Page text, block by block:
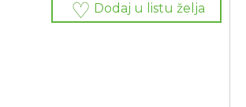
Dodaj u listu želja